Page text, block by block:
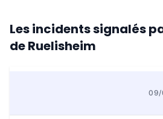
Les incidents signalés
de Ruelisheim
09/